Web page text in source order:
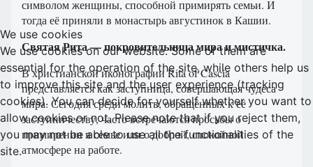
символом женщины, способной примирять семьи. И
тогда её приняли в монастырь августинок в Кашии.
Святая Рита — покровительница мира и мистичка.
В христианской иконографии Rita of Cascia
представляется как заступница, совершающая чудеса
мира. Сегодня среди молитв, обращённых к её
заступничеству, часто встречаются просьбы о
примирении в семье или о доброй, спокойной
атмосфере на работе.
We use cookies
We use cookies on our website. Some of them are
essential for the operation of the site, while others help us
to improve this site and the user experience (tracking
cookies). You can decide for yourself whether you want to
allow cookies or not. Please note that if you reject them,
you may not be able to use all the functionalities of the
site.